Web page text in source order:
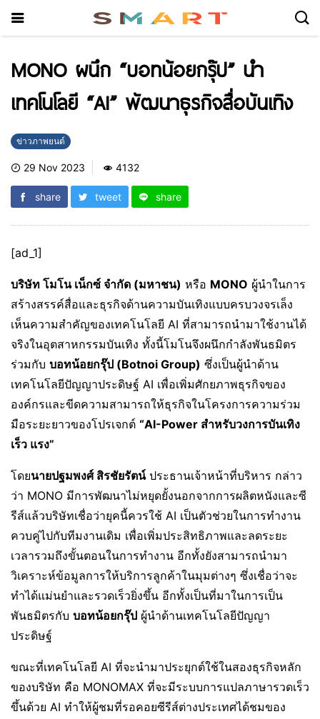
MONO ผนึก “บอทน้อยกรุ๊ป” นำ
เทคโนโลยี “AI” พัฒนาธุรกิจสื่อบันเทิง
ข่าวภาพยนต์
29 Nov 2023 4132
share tweet share
[ad_1]
บริษัท โมโน เน็กซ์ จำกัด (มหาชน) หรือ MONO ผู้นำในการ
สร้างสรรค์สื่อและธุรกิจด้านความบันเทิงแบบครบวงจรเล็ง
เห็นความสำคัญของเทคโนโลยี AI ที่สามารถนำมาใช้งานได้
จริงในอุตสาหกรรมบันเทิง ทั้งนี้โมโนจึงผนึกกำลังพันธมิตร
ร่วมกับ บอทน้อยกรุ๊ป (Botnoi Group) ซึ่งเป็นผู้นำด้าน
เทคโนโลยีปัญญาประดิษฐ์ AI เพื่อเพิ่มศักยภาพธุรกิจของ
องค์กรและขีดความสามารถให้ธุรกิจในโครงการความร่วม
มือระยะยาวของโปรเจกต์ “AI-Power สำหรับวงการบันเทิง
เร็ว แรง”
โดยนายปฐมพงศ์ สิรชัยรัตน์ประธานเจ้าหน้าที่บริหาร กล่าว
ว่า MONO มีการพัฒนาไม่หยุดยั้งนอกจากการผลิตหนังและซี
รีส์แล้วบริษัทเชื่อว่ายุคนี้ควรใช้ AI เป็นตัวช่วยในการทำงาน
ควบคู่ไปกับทีมงานเดิม เพื่อเพิ่มประสิทธิภาพและลดระยะ
เวลารวมถึงขั้นตอนในการทำงาน อีกทั้งยังสามารถนำมา
วิเคราะห์ข้อมูลการให้บริการลูกค้าในมุมต่างๆ ซึ่งเชื่อว่าจะ
ทำได้แม่นยำและรวดเร็วยิ่งขึ้น อีกทั้งเป็นที่มาในการเป็น
พันธมิตรกับ บอทน้อยกรุ๊ป ผู้นำด้านเทคโนโลยีปัญญา
ประดิษฐ์
ขณะที่เทคโนโลยี AI ที่จะนำมาประยุกต์ใช้ในสองธุรกิจหลัก
ของบริษัท คือ MONOMAX ที่จะมีระบบการแปลภาษารวดเร็ว
ขึ้นด้วย AI ทำให้ผู้ชมที่รอคอยซีรีส์ต่างประเทศได้ชมของ